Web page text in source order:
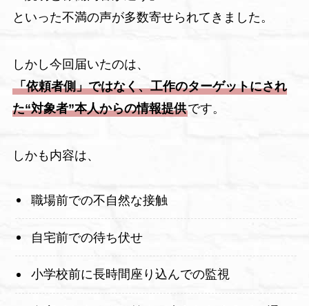
といった不満の声が多数寄せられてきました。
しかし今回届いたのは、
「依頼者側」ではなく、工作のターゲットにされ
た“対象者”本人からの情報提供です。
しかも内容は、
職場前での不自然な接触
自宅前での待ち伏せ
小学校前に長時間座り込んでの監視